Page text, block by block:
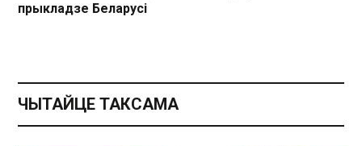
прыкладзе Беларусі
ЧЫТАЙЦЕ ТАКСАМА